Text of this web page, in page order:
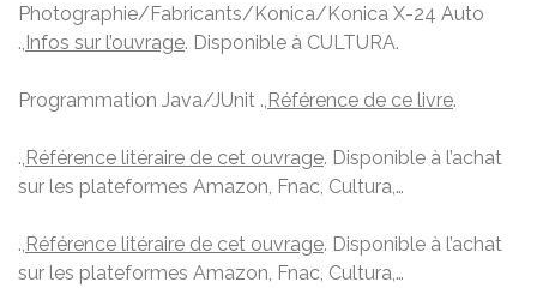
Photographie/Fabricants/Konica/Konica X-24 Auto
., Infos sur l’ouvrage. Disponible à CULTURA.
Programmation Java/JUnit ., Référence de ce livre.
., Référence litéraire de cet ouvrage. Disponible à l’achat
sur les plateformes Amazon, Fnac, Cultura,…
., Référence litéraire de cet ouvrage. Disponible à l’achat
sur les plateformes Amazon, Fnac, Cultura,…